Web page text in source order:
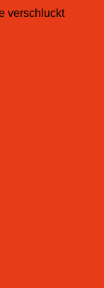
verschluckt